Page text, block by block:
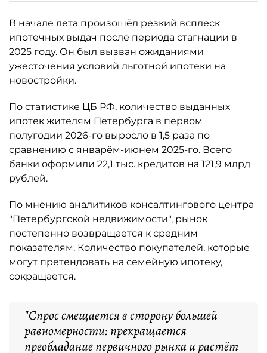
В начале лета произошёл резкий всплеск
ипотечных выдач после периода стагнации в
2025 году. Он был вызван ожиданиями
ужесточения условий льготной ипотеки на
новостройки.
По статистике ЦБ РФ, количество выданных
ипотек жителям Петербурга в первом
полугодии 2026-го выросло в 1,5 раза по
сравнению с январём-июнем 2025-го. Всего
банки оформили 22,1 тыс. кредитов на 121,9 млрд
рублей.
По мнению аналитиков консалтингового центра
"Петербургской недвижимости", рынок
постепенно возвращается к средним
показателям. Количество покупателей, которые
могут претендовать на семейную ипотеку,
сокращается.
"Спрос смещается в сторону большей
равномерности: прекращается
преобладание первичного рынка и растёт